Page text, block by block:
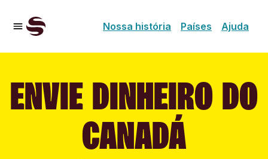
Nossa história Países Ajuda
ENVIE DINHEIRO DO
CANADÁ